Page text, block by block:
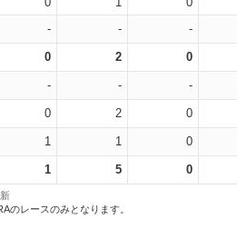
- - -
0 2 0
- - -
0 2 0
1 1 0
1 5 0
のレースのみとなります。